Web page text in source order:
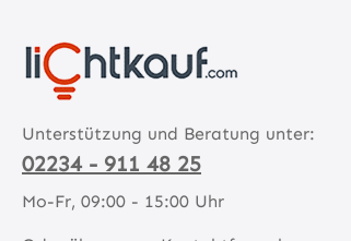
Unterstützung und Beratung unter:
02234 - 911 48 25
Mo-Fr, 09:00 - 15:00 Uhr